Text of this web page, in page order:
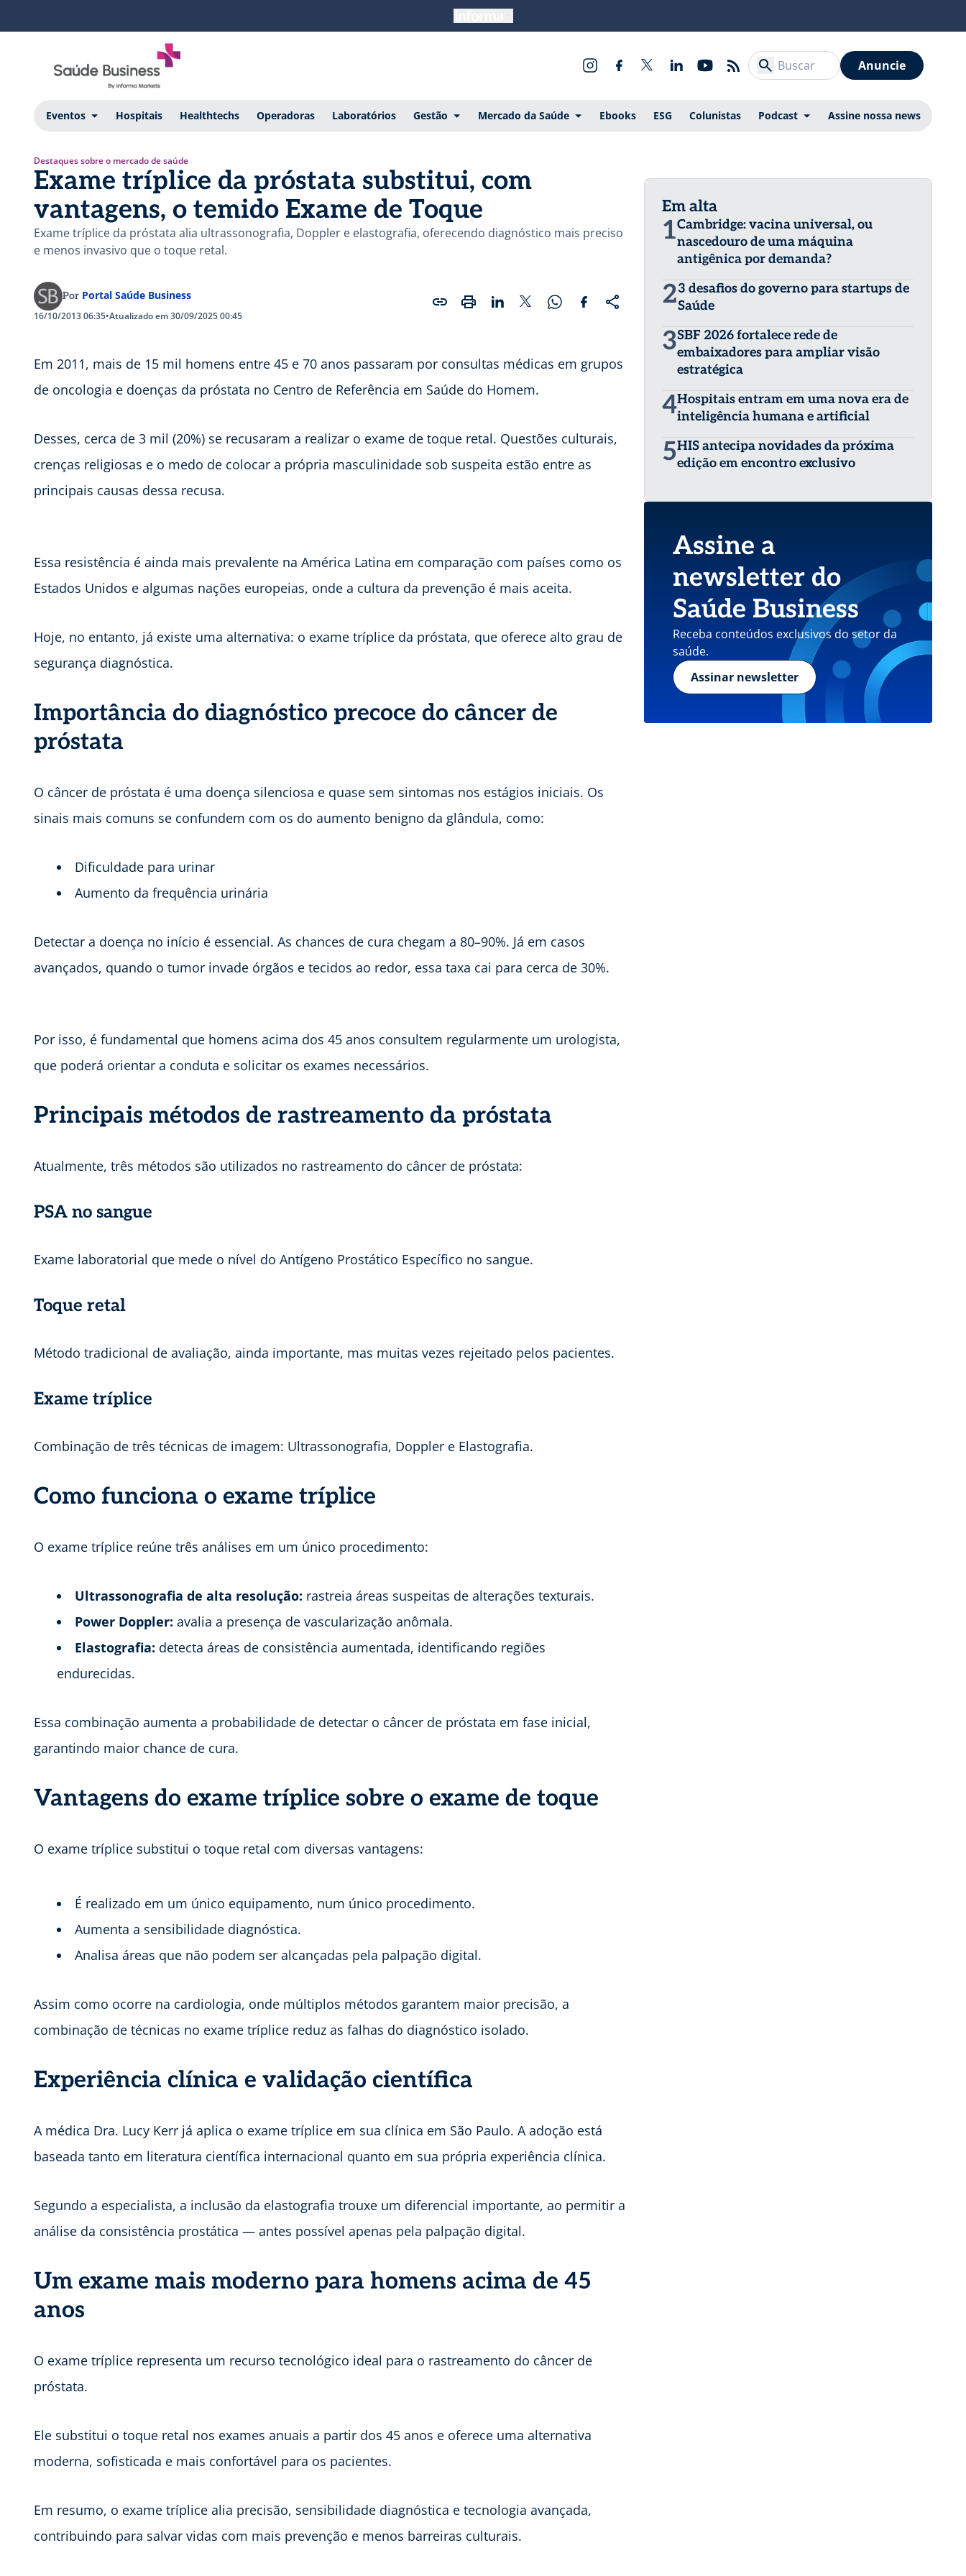
Anuncie
Eventos Hospitais Healthtechs Operadoras Laboratórios Gestão Mercado da Saúde Ebooks ESG Colunistas Podcast Assine nossa news
Destaques sobre o mercado de saúde
Exame tríplice da próstata substitui, com
vantagens, o temido Exame de Toque
Exame tríplice da próstata alia ultrassonografia, Doppler e elastografia, oferecendo diagnóstico mais preciso
e menos invasivo que o toque retal.
Por Portal Saúde Business
16/10/2013 06:35•Atualizado em 30/09/2025 00:45
Em 2011, mais de 15 mil homens entre 45 e 70 anos passaram por consultas médicas em grupos
de oncologia e doenças da próstata no Centro de Referência em Saúde do Homem.
Desses, cerca de 3 mil (20%) se recusaram a realizar o exame de toque retal. Questões culturais,
crenças religiosas e o medo de colocar a própria masculinidade sob suspeita estão entre as
principais causas dessa recusa.
Essa resistência é ainda mais prevalente na América Latina em comparação com países como os
Estados Unidos e algumas nações europeias, onde a cultura da prevenção é mais aceita.
Hoje, no entanto, já existe uma alternativa: o exame tríplice da próstata, que oferece alto grau de
segurança diagnóstica.
Importância do diagnóstico precoce do câncer de
próstata
O câncer de próstata é uma doença silenciosa e quase sem sintomas nos estágios iniciais. Os
sinais mais comuns se confundem com os do aumento benigno da glândula, como:
Dificuldade para urinar
Aumento da frequência urinária
Detectar a doença no início é essencial. As chances de cura chegam a 80–90%. Já em casos
avançados, quando o tumor invade órgãos e tecidos ao redor, essa taxa cai para cerca de 30%.
Por isso, é fundamental que homens acima dos 45 anos consultem regularmente um urologista,
que poderá orientar a conduta e solicitar os exames necessários.
Principais métodos de rastreamento da próstata
Atualmente, três métodos são utilizados no rastreamento do câncer de próstata:
PSA no sangue
Exame laboratorial que mede o nível do Antígeno Prostático Específico no sangue.
Toque retal
Método tradicional de avaliação, ainda importante, mas muitas vezes rejeitado pelos pacientes.
Exame tríplice
Combinação de três técnicas de imagem: Ultrassonografia, Doppler e Elastografia.
Como funciona o exame tríplice
O exame tríplice reúne três análises em um único procedimento:
Ultrassonografia de alta resolução: rastreia áreas suspeitas de alterações texturais.
Power Doppler: avalia a presença de vascularização anômala.
Elastografia: detecta áreas de consistência aumentada, identificando regiões
endurecidas.
Essa combinação aumenta a probabilidade de detectar o câncer de próstata em fase inicial,
garantindo maior chance de cura.
Vantagens do exame tríplice sobre o exame de toque
O exame tríplice substitui o toque retal com diversas vantagens:
É realizado em um único equipamento, num único procedimento.
Aumenta a sensibilidade diagnóstica.
Analisa áreas que não podem ser alcançadas pela palpação digital.
Assim como ocorre na cardiologia, onde múltiplos métodos garantem maior precisão, a
combinação de técnicas no exame tríplice reduz as falhas do diagnóstico isolado.
Experiência clínica e validação científica
A médica Dra. Lucy Kerr já aplica o exame tríplice em sua clínica em São Paulo. A adoção está
baseada tanto em literatura científica internacional quanto em sua própria experiência clínica.
Segundo a especialista, a inclusão da elastografia trouxe um diferencial importante, ao permitir a
análise da consistência prostática — antes possível apenas pela palpação digital.
Um exame mais moderno para homens acima de 45
anos
O exame tríplice representa um recurso tecnológico ideal para o rastreamento do câncer de
próstata.
Ele substitui o toque retal nos exames anuais a partir dos 45 anos e oferece uma alternativa
moderna, sofisticada e mais confortável para os pacientes.
Em resumo, o exame tríplice alia precisão, sensibilidade diagnóstica e tecnologia avançada,
contribuindo para salvar vidas com mais prevenção e menos barreiras culturais.
Em alta
1Cambridge: vacina universal, ou
nascedouro de uma máquina
antigênica por demanda?
23 desafios do governo para startups de
Saúde
3SBF 2026 fortalece rede de
embaixadores para ampliar visão
estratégica
4Hospitais entram em uma nova era de
inteligência humana e artificial
5HIS antecipa novidades da próxima
edição em encontro exclusivo
Assine a
newsletter do
Saúde Business
Receba conteúdos exclusivos do setor da
saúde.
Assinar newsletter